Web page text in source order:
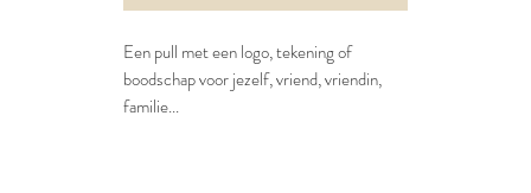
Een pull met een logo, tekening of
boodschap voor jezelf, vriend, vriendin,
familie...